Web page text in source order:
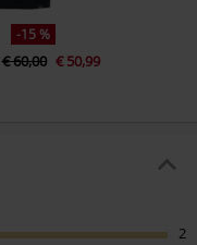
-15 %
€ 60,00 € 50,99
2